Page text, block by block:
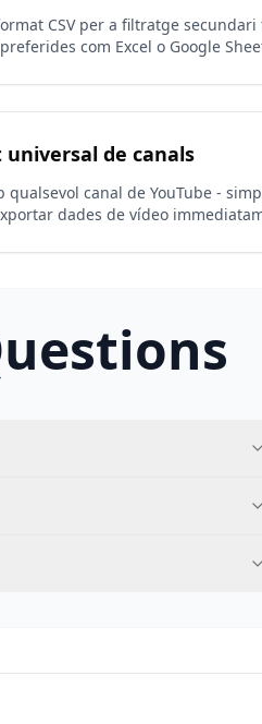
CSV per a filtratge
com Excel o Google
universal de canals
qualsevol canal de YouTube -
dades de vídeo